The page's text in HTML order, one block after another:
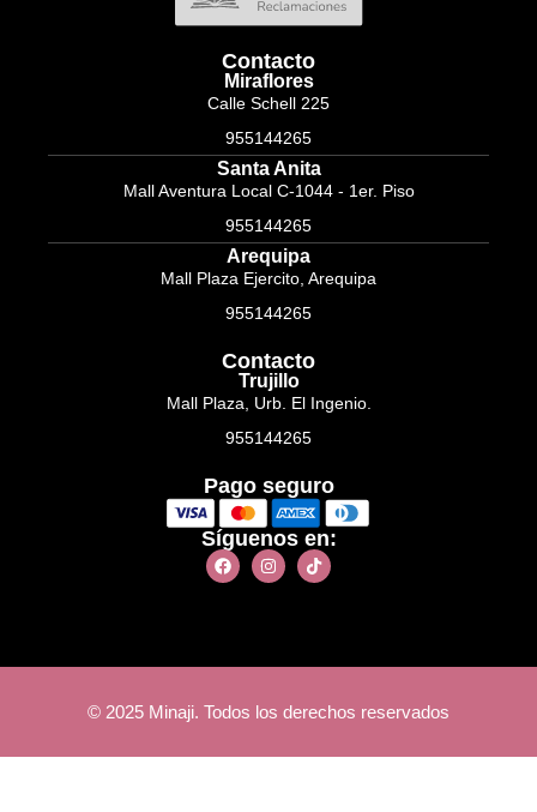
Contacto
Miraflores
Calle Schell 225
955144265
Santa Anita
Mall Aventura Local C-1044 - 1er. Piso
955144265
Arequipa
Mall Plaza Ejercito, Arequipa
955144265
Contacto
Trujillo
Mall Plaza, Urb. El Ingenio.
955144265
Pago seguro
Síguenos en:
© 2025 Minaji. Todos los derechos reservados